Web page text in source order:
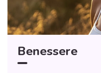
Benessere